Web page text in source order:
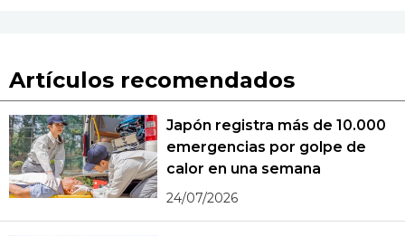
Artículos recomendados
Japón registra más de 10.000
emergencias por golpe de
calor en una semana
24/07/2026